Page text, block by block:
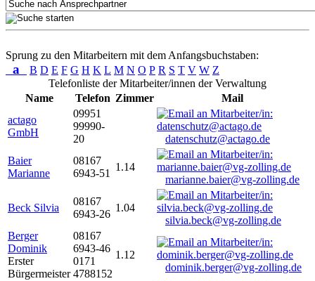
Sprung zu den Mitarbeitern mit dem Anfangsbuchstaben:
a B D E F G H K L M N O P R S T V W Z
Telefonliste der Mitarbeiter/innen der Verwaltung
Name
Telefon Zimmer
Mail
actago
GmbH
09951
99990-
20
datenschutz@actago.de
Baier
Marianne
08167
6943-51
1.14
marianne.baier@vg-zolling.de
Beck Silvia
08167
6943-26
1.04
silvia.beck@vg-zolling.de
Berger
Dominik
Erster
Bürgermeister
08167
6943-46
0171
4788152
1.12
dominik.berger@vg-zolling.de